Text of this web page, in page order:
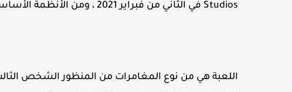
Studios في الثاني من فبراير 2021 ، ومن الأنظمة الأساسية لتشغيل اللعبة هم ويندوز ولينكس.
اللعبة هي من نوع المغامرات من المنظور الشخص